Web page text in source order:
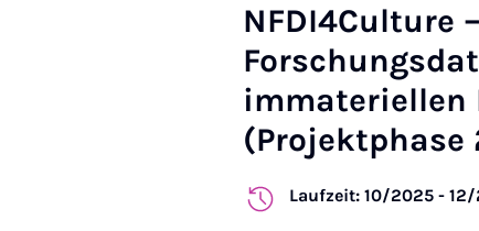
NFDI4Culture
immateriellen
(Projektphase
Laufzeit: 10/2025 -